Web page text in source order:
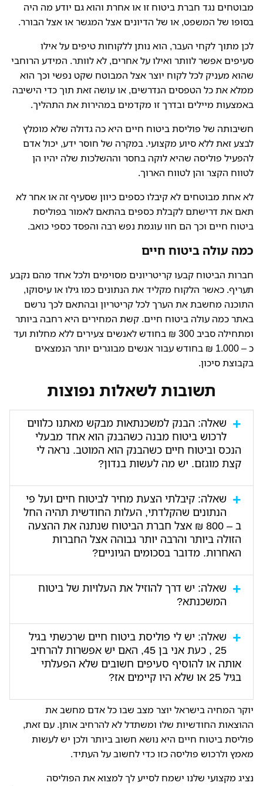
מבוטחים נגד חברת ביטוח זו או אחרת והוא גם יודע מה היה
בסופו של המשפט, או של הדיונים אצל המגשר או אצל הבורר.
לכן מתוך לקחי העבר, הוא נותן ללקוחות טיפים על אילו
סעיפים אפשר לוותר ואילו על אחרים, לא לוותר. המידע הרוחבי
שהוא מעניק לכל לקוח יוצר אצל המבוטח שקט נפשי וכך הוא
ממלא את כל הטפסים הנדרשים, או עושה זאת תוך כדי הישיבה
באמצעות מיילים ובדרך זו מקדמים במהירות את התהליך.
חשיבותה של פוליסת ביטוח חיים היא כה גדולה שלא מומלץ
לבצע זאת ללא סיוע מקצועי. במקרה של חוסר ידע, יכול אדם
להפעיל פוליסה שהיא לוקה בחסר וההשלכות שלה יהיו הן
לטווח הקצר והן לטווח הארוך.
לא אחת מבוטחים לא קיבלו כספים כיוון שסעיף זה או אחר לא
תאם את דרישתם לקבלת כספים בהתאם לאמור בפוליסת
ביטוח חיים וכך הם חוו עוגמת נפש רבה והפסד כספי כואב.
כמה עולה ביטוח חיים
חברות הביטוח קבעו קריטריונים מסוימים ולכל אחד מהם נקבע
תעריף. כאשר הלקוח מקליד את הנתונים כמו גילו או עיסוקו,
התוכנה מחשבת את הערך לכל קריטריון ובהתאם לכך נרשם
באתר כמה עולה ביטוח חיים. קשת המחירים היא רחבה ביותר
ומתחילה סביב 300 ₪ בחודש לאנשים צעירים ללא מחלות ועד
כ – 1.000 ₪ בחודש עבור אנשים מבוגרים יותר הנמצאים
בקבוצת סיכון.
תשובות לשאלות נפוצות
שאלה: הבנק למשכנתאות מבקש מאתנו כלווים
לרכוש ביטוח מבנה כשהבנק הוא אחד מבעלי
הנכס וביטוח חיים כשהבנק הוא המוטב. נראה לי
קצת מוגזם. יש מה לעשות בנדון?
לצערנו, אלו הן הדרישות של הבנק כיוון שהוא מגן על
עצמו מכל כיוון אפשרי. ללא הפעלת שתי הפוליסות הללו,
לא תאושר לך ההלוואה ולכן לא תוכל לרכוש את הדירה
בעזרת משכנתא. אני מבין את התסכול, אך כאלו הן
ההנחיות כעת וכל הלווים פועלים כך.
שאלה: קיבלתי הצעת מחיר לביטוח חיים ועל פי
הנתונים שהקלדתי, העלות החודשית תהיה החל
ב – 800 ₪ אצל חברת הביטוח שנתנה את ההצעה
הזולה ביותר והרבה יותר גבוהה אצל החברות
האחרות. מדובר בסכומים הגיוניים?
הסכום שנדרשת לשלם הוא הגיוני לאור העובדה שאתה בן
למעלה מ - 55 ויש לך כמה מחלות רקע. חברות הביטוח
הוזלת ביטוח חיים, סוכן הביטוח שלנו ישמח לשוחח אתך
ולבדוק זאת באופן מעמיק.
שאלה: יש דרך להוזיל את העלויות של ביטוח
המשכנתא?
מדובר בפוליסה בסיסית שעלותה היא נגזרת של גודלה של
הדירה, סכום המשכנתא, הסכומים ששולמו בכל אחד
מהמסלולים השונים, בריבית קבועה או משתנה
ופרמטרים נוספים. לכן כשמשווים מול כל חברות הביטוח
את הנתונים של דירה ספציפית, העלויות אינן רחוקות זו
מזו ובאפשרותך לבחור באופציה הזולה ביותר.
לנוחותך, נשמח לקבל ממך את המידע המדויק ולבצע
עבורך בדיקה רוחבית כדי שתשלם בסופו של דבר, את
הסכום הנמוך ביותר. השאר כאן את פרטיך ונשוחח אתך
שאלה: יש לי פוליסת ביטוח חיים שרכשתי בגיל
25 , כעת אני בן 45, האם יש אפשרות להרחיב
אותה או להוסיף סעיפים חשובים שלא הפעלתי
בגיל 25 או שלא היו קיימים אז?
כדי לבחון נושא זה יש לראות את הפוליסה הישנה ולבדוק
אם היא מסוג הפוליסות שאפשר להוסיף בהן סעיפים או
שתצטרך לרכוש פוליסה נוספת שתשלים את הפוליסה
הישנה. אחד מאנשי הצוות שלנו ישמח להדריך אותך,
לאחר שיבדוק את הפוליסה הנוכחית.
יוקר המחיה בישראל יוצר מצב שבו כל אדם מחשב את
ההוצאות החודשיות שלו ומשתדל לא להרחיב אותן. עם זאת,
פוליסת ביטוח חיים היא נושא חשוב ביותר ולכן יש לעשות
מאמץ ולרכוש פוליסה כזו כדי לחשוב על העתיד.
נציג מקצועי שלנו ישמח לסייע לך למצוא את הפוליסה